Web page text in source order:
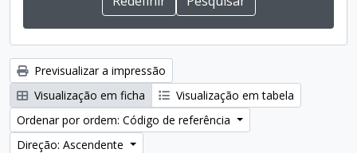
Previsualizar a impressão
Visualização em ficha
Visualização em tabela
Ordenar por ordem: Código de referência
Direção: Ascendente